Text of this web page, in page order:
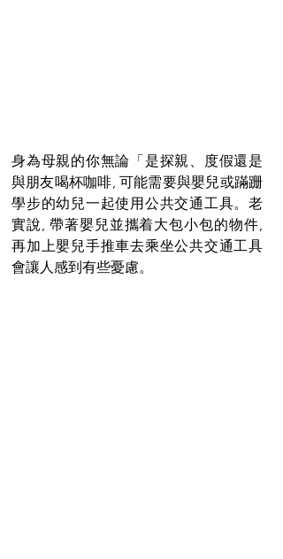
身為母親的你無論「是探親、度假還是
與朋友喝杯咖啡, 可能需要與嬰兒或蹣跚
學步的幼兒一起使用公共交通工具。老
實說, 帶著嬰兒並攜着大包小包的物件,
再加上嬰兒手推車去乘坐公共交通工具
會讓人感到有些憂慮。